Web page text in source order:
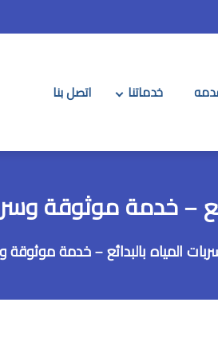
خدماتنا اتصل بنا
موثوقة وسريعة
بالبدائع – خدمة موثوقة وسريعة